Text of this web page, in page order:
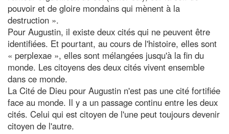
pouvoir et de gloire mondains qui mènent à la
destruction ».
Pour Augustin, il existe deux cités qui ne peuvent être
identifiées. Et pourtant, au cours de l'histoire, elles sont
« perplexae », elles sont mélangées jusqu'à la fin du
monde. Les citoyens des deux cités vivent ensemble
dans ce monde.
La Cité de Dieu pour Augustin n'est pas une cité fortifiée
face au monde. Il y a un passage continu entre les deux
cités. Celui qui est citoyen de l'une peut toujours devenir
citoyen de l'autre.